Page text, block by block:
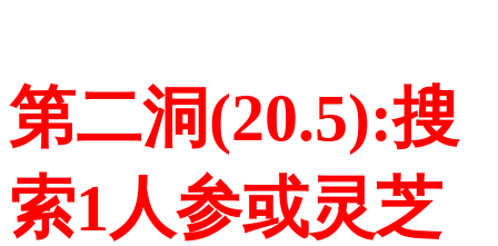
第二洞(20.5):搜
索1人参或灵芝